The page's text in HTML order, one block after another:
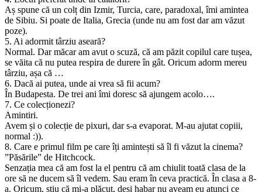
Aș spune că un colț din Izmir, Turcia, care, paradoxal, îmi amintea
de Sibiu. Si poate de Italia, Grecia (unde nu am fost dar am văzut
poze).
5. Ai adormit târziu aseară?
Normal. Dar măcar am avut o scuză, că am păzit copilul care tușea,
se văita că nu putea respira de durere în gât. Oricum adorm mereu
târziu, așa că …
6. Dacă ai putea, unde ai vrea să fii acum?
În Budapesta. De trei ani îmi doresc să ajungem acolo….
7. Ce colecționezi?
Amintiri.
Avem și o colecție de pixuri, dar s-a evaporat. M-au ajutat copiii,
normal :)).
8. Care e primul film pe care îți amintești să îl fi văzut la cinema?
”Păsările” de Hitchcock.
Senzația mea că am fost la el pentru că am chiulit toată clasa de la
ore să ne ducem să îl vedem. Sau eram în ceva practică. În clasa a 8-
a. Oricum, știu că mi-a plăcut, deși habar nu aveam eu atunci ce